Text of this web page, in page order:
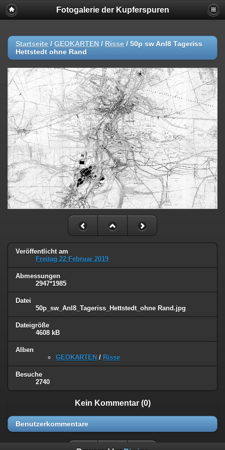
Fotogalerie der Kupferspuren
Startseite / GEOKARTEN / Risse / 50p sw Anl8 Tageriss
Hettstedt ohne Rand
Veröffentlicht am
Freitag 22 Februar 2019
Abmessungen
2947*1985
Datei
50p_sw_Anl8_Tageriss_Hettstedt_ohne Rand.jpg
Dateigröße
4608 kB
Alben
GEOKARTEN / Risse
Besuche
2740
Kein Kommentar (0)
Benutzerkommentare